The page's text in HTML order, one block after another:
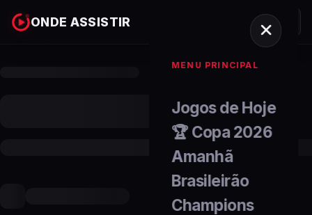
ONDE ASSISTIR
MENU PRINCIPAL
Jogos de Hoje
🏆 Copa 2026
Amanhã
Brasileirão
Champions